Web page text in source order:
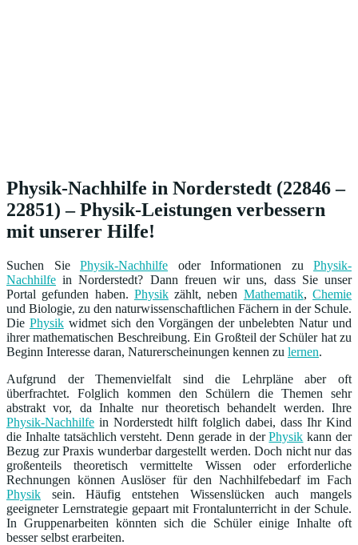
Physik-Nachhilfe in Norderstedt (22846 –
22851) – Physik-Leistungen verbessern
mit unserer Hilfe!
Suchen Sie Physik-Nachhilfe oder Informationen zu Physik-
Nachhilfe in Norderstedt? Dann freuen wir uns, dass Sie unser
Portal gefunden haben. Physikzählt, neben Mathematik,Chemie
und Biologie, zu den naturwissenschaftlichen Fächern in der Schule.
Die Physikwidmet sich den Vorgängen der unbelebten Natur und
ihrer mathematischen Beschreibung. Ein Großteil der Schüler hat zu
Beginn Interesse daran, Naturerscheinungen kennen zu lernen.
Aufgrund der Themenvielfalt sind die Lehrpläne aber oft
überfrachtet. Folglich kommen den Schülern die Themen sehr
abstrakt vor, da Inhalte nur theoretisch behandelt werden. Ihre
Physik-Nachhilfe in Norderstedt hilft folglich dabei, dass Ihr Kind
die Inhalte tatsächlich versteht. Denn gerade in derPhysik kann der
Bezug zur Praxis wunderbar dargestellt werden. Doch nicht nur das
großenteils theoretisch vermittelte Wissen oder erforderliche
Rechnungen können Auslöser für den Nachhilfebedarf im Fach
Physik sein. Häufig entstehen Wissenslücken auch mangels
geeigneter Lernstrategie gepaart mit Frontalunterricht in der Schule.
In Gruppenarbeiten könnten sich die Schüler einige Inhalte oft
besser selbst erarbeiten.